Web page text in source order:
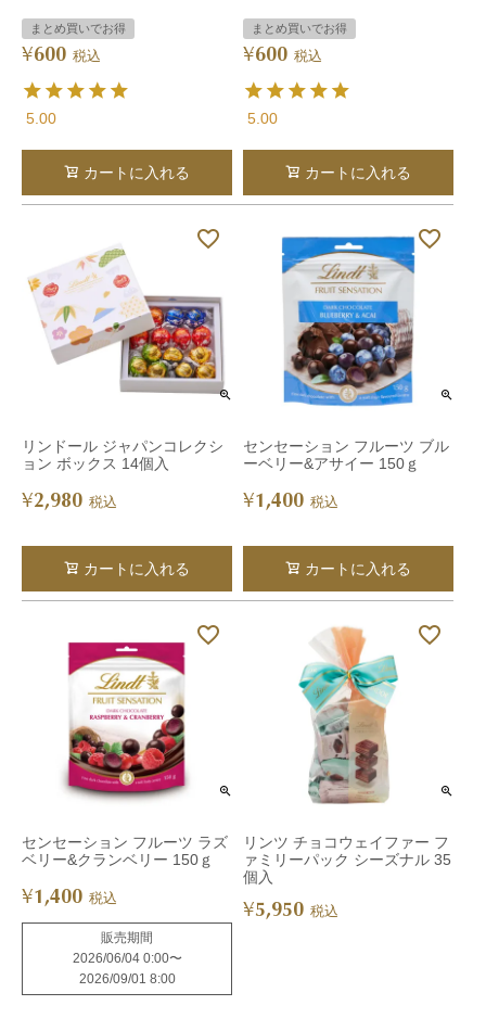
まとめ買いでお得
¥600 税込
5.00
カートに入れる
まとめ買いでお得
¥600 税込
5.00
カートに入れる
リンドール ジャパンコレクシ
ョン ボックス 14個入
¥2,980 税込
カートに入れる
センセーション フルーツ ブル
ーベリー&アサイー 150ｇ
¥1,400 税込
カートに入れる
センセーション フルーツ ラズ
ベリー&クランベリー 150ｇ
¥1,400 税込
販売期間
2026/06/04 0:00〜
2026/09/01 8:00
リンツ チョコウェイファー フ
ァミリーパック シーズナル 35
個入
¥5,950 税込